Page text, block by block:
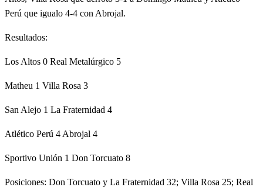
Perú que igualo 4-4 con Abrojal.
Resultados:
Los Altos 0 Real Metalúrgico 5
Matheu 1 Villa Rosa 3
San Alejo 1 La Fraternidad 4
Atlético Perú 4 Abrojal 4
Sportivo Unión 1 Don Torcuato 8
Posiciones: Don Torcuato y La Fraternidad 32; Villa Rosa 25; Real